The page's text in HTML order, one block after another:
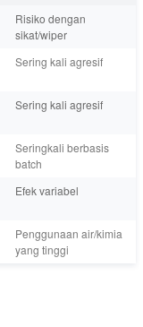
Risiko dengan
sikat/wiper
Sering kali agresif
Sering kali agresif
Seringkali berbasis
batch
Efek variabel
Penggunaan air/kimia
yang tinggi